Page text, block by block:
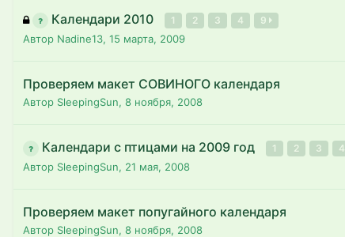
Календари 2010 1 2 3 4 9
Автор Nadine13, 15 марта, 2009
Проверяем макет СОВИНОГО календаря
Автор SleepingSun, 8 ноября, 2008
Календари с птицами на 2009 год 1 2 3 4
Автор SleepingSun, 21 мая, 2008
Проверяем макет попугайного календаря
Автор SleepingSun, 8 ноября, 2008